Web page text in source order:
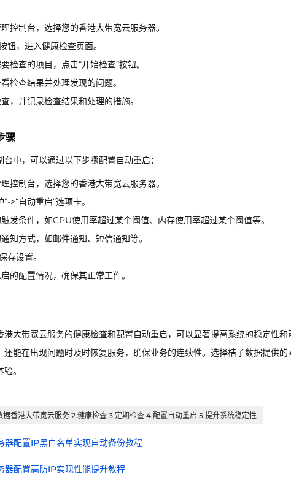
控制台，选择您的香港大带宽云服务器。
钮，进入健康检查页面。
检查的项目，点击“开始检查”按钮。
检查结果并处理发现的问题。
，并记录检查结果和处理的措施。
骤
中，可以通过以下步骤配置自动重启：
控制台，选择您的香港大带宽云服务器。
>“自动重启”选项卡。
发条件，如CPU使用率超过某个阈值、内存使用率超过某个阈值等。
知方式，如邮件通知、短信通知等。
存设置。
的配置情况，确保其正常工作。
港大带宽云服务的健康检查和配置自动重启，可以显著提高系统的稳定性
还能在出现问题时及时恢复服务，确保业务的连续性。选择桔子数据提供
。
据香港大带宽云服务 2.健康检查 3.定期检查 4.配置自动重启 5.提升系统稳定性
器配置IP黑白名单实现自动备份教程
器配置高防IP实现性能提升教程